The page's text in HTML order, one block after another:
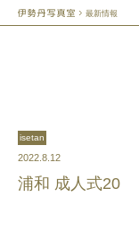
最新情報
isetan
2022.8.12
浦和 成人式20